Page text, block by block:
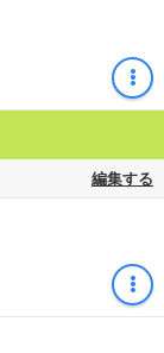
編集する